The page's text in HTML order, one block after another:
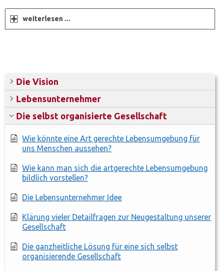
weiterlesen ...
Die Vision
Lebensunternehmer
Die selbst organisierte Gesellschaft
Wie könnte eine Art gerechte Lebensumgebung für
uns Menschen aussehen?
Wie kann man sich die artgerechte Lebensumgebung
bildlich vorstellen?
Die Lebensunternehmer Idee
Klärung vieler Detailfragen zur Neugestaltung unserer
Gesellschaft
Die ganzheitliche Lösung für eine sich selbst
organisierende Gesellschaft